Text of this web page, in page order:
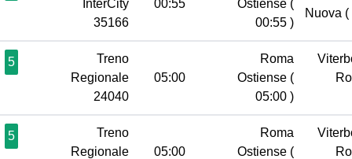
InterCity
35166
00:55
Ostiense (
00:55 )
Nuova (
5
Treno
Regionale
24040
05:00
Roma
Ostiense (
05:00 )
5
Treno
Regionale
05:00
Roma
Ostiense (